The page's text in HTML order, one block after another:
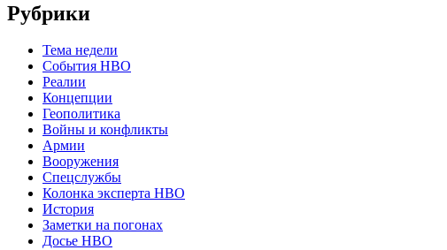
Рубрики
Тема недели
События НВО
Реалии
Концепции
Геополитика
Войны и конфликты
Армии
Вооружения
Спецслужбы
Колонка эксперта НВО
История
Заметки на погонах
Досье НВО